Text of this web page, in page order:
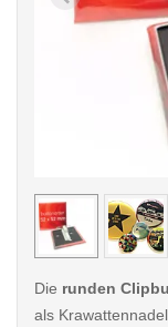
< /picture>
Die runden
als